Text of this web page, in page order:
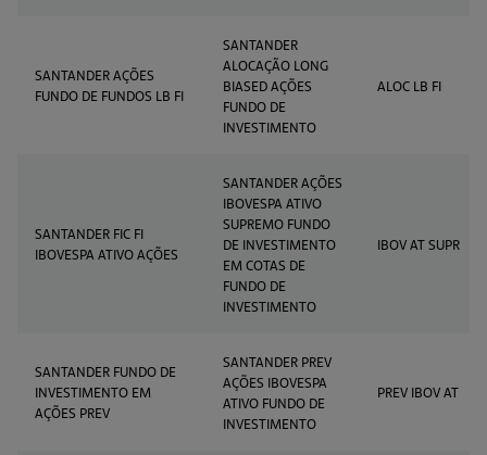
SANTANDER AÇÕES
FUNDO DE FUNDOS LB FI
SANTANDER
ALOCAÇÃO LONG
BIASED AÇÕES
FUNDO DE
INVESTIMENTO
ALOC LB FI
SANTANDER FIC FI
IBOVESPA ATIVO AÇÕES
SANTANDER AÇÕES
IBOVESPA ATIVO
SUPREMO FUNDO
DE INVESTIMENTO
EM COTAS DE
FUNDO DE
INVESTIMENTO
IBOV AT SUPR
SANTANDER FUNDO DE
INVESTIMENTO EM
AÇÕES PREV
SANTANDER PREV
AÇÕES IBOVESPA
ATIVO FUNDO DE
INVESTIMENTO
PREV IBOV AT